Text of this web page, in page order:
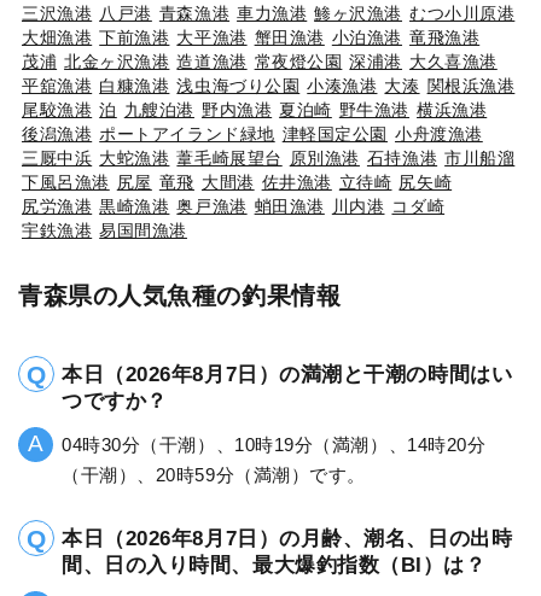
三沢漁港 八戸港 青森漁港 車力漁港 鯵ヶ沢漁港 むつ小川原港
大畑漁港 下前漁港 大平漁港 蟹田漁港 小泊漁港 竜飛漁港
茂浦 北金ヶ沢漁港 造道漁港 常夜燈公園 深浦港 大久喜漁港
平舘漁港 白糠漁港 浅虫海づり公園 小湊漁港 大湊 関根浜漁港
尾駮漁港 泊 九艘泊港 野内漁港 夏泊崎 野牛漁港 横浜漁港
後潟漁港 ポートアイランド緑地 津軽国定公園 小舟渡漁港
三厩中浜 大蛇漁港 葦毛崎展望台 原別漁港 石持漁港 市川船溜
下風呂漁港 尻屋 竜飛 大間港 佐井漁港 立待崎 尻矢崎
尻労漁港 黒崎漁港 奥戸漁港 蛸田漁港 川内港 コダ崎
宇鉄漁港 易国間漁港
青森県の人気魚種の釣果情報
本日（2026年8月7日）の満潮と干潮の時間はい
つですか？
04時30分（干潮）、10時19分（満潮）、14時20分
（干潮）、20時59分（満潮）です。
本日（2026年8月7日）の月齢、潮名、日の出時
間、日の入り時間、最大爆釣指数（BI）は？